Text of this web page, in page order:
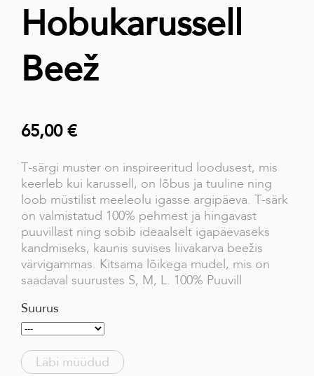
Hobukarussell
Beež
65,00 €
T-särgi muster on inspireeritud loodusest, mis
keerleb kui karussell, on lõbus ja tuuline ning
loob müstilist meeleolu igasse argipäeva. T-särk
on valmistatud 100% pehmest ja hingavast
puuvillast ning sobib ideaalselt igapäevaseks
kandmiseks, kaunis suvises liivakarva beežis
värvigammas. Kitsama lõikega mudel, mis on
saadaval suurustes S, M, L. 100% Puuvill
Suurus
Läbi müüdud